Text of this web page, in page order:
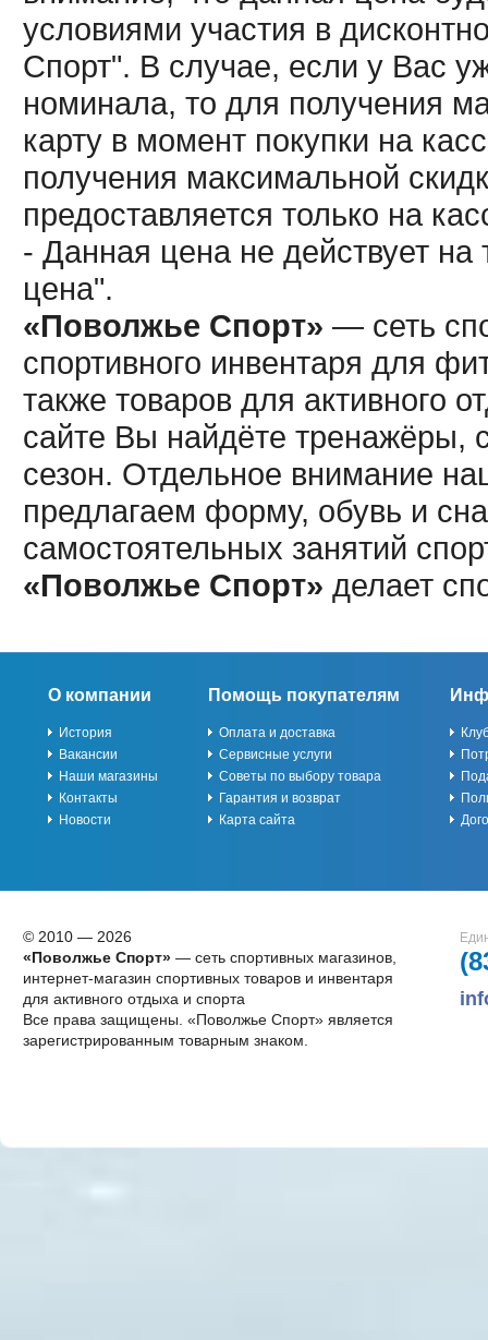
условиями участия в
Спорт". В случае, если у Вас
номинала, то для получения
карту в момент покупки на
получения максимальной
предоставляется только на
- Данная цена не действует
цена".
«Поволжье Спорт» — сеть
спортивного инвентаря для
также товаров для активного
сайте Вы найдёте тренажёры,
сезон. Отдельное внимание
предлагаем форму, обувь и
самостоятельных занятий
«Поволжье Спорт» делает
О компании
История
Вакансии
Наши магазины
Контакты
Новости
Помощь покупателям
Оплата и доставка
Сервисные услуги
Советы по выбору товара
Гарантия и возврат
Карта сайта
© 2010 — 2026
«Поволжье Спорт»— сеть спортивных магазинов,
интернет-магазин спортивных товаров и инвентаря
для активного отдыха и спорта
Все права защищены. «Поволжье Спорт» является
зарегистрированным товарным знаком.